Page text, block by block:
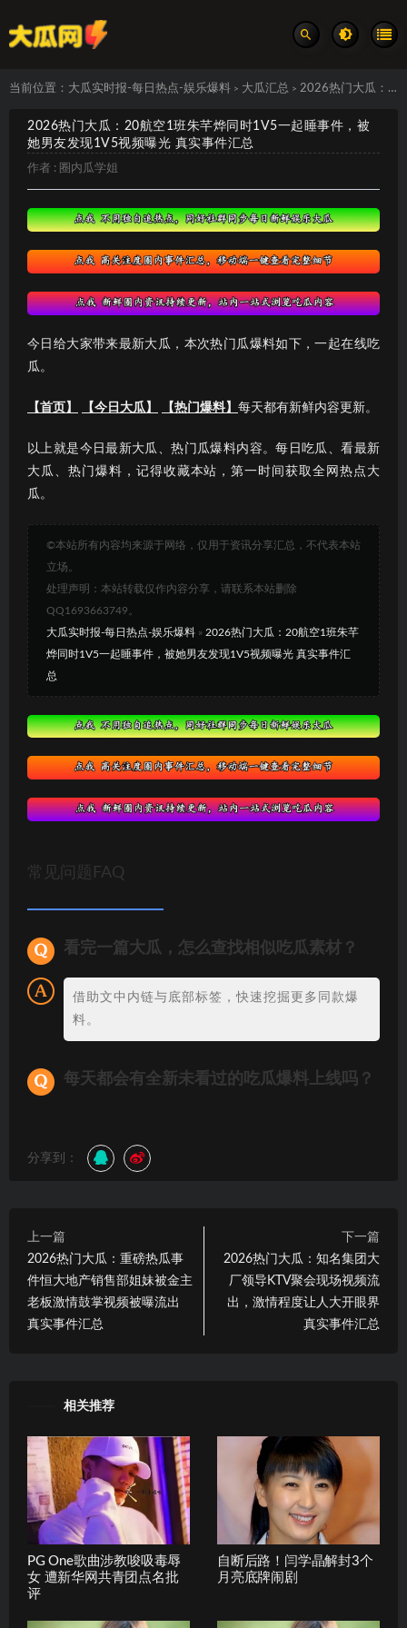
当前位置： 大瓜实时报-每日热点-娱乐爆料 > 大瓜汇总 > 2026热门大瓜：20航空1班朱芊烨同时1V5一起睡事件，被她男友发现1V5视频曝光 真实事件汇总
2026热门大瓜：20航空1班朱芊烨同时1V5一起睡事件，被
她男友发现1V5视频曝光 真实事件汇总
作者 : 圈内瓜学姐
今日给大家带来最新大瓜，本次热门瓜爆料如下，一起在线吃
瓜。
【首页】 【今日大瓜】 【热门爆料】 每天都有新鲜内容更新。
以上就是今日最新大瓜、热门瓜爆料内容。每日吃瓜、看最新
大瓜、热门爆料，记得收藏本站，第一时间获取全网热点大
瓜。
©本站所有内容均来源于网络，仅用于资讯分享汇总，不代表本站
立场。
处理声明：本站转载仅作内容分享，请联系本站删除
QQ1693663749。
大瓜实时报-每日热点-娱乐爆料 » 2026热门大瓜：20航空1班朱芊
烨同时1V5一起睡事件，被她男友发现1V5视频曝光 真实事件汇
总
常见问题FAQ
看完一篇大瓜，怎么查找相似吃瓜素材？
借助文中内链与底部标签，快速挖掘更多同款爆
料。
每天都会有全新未看过的吃瓜爆料上线吗？
分享到：
上一篇
2026热门大瓜：重磅热瓜事
件恒大地产销售部姐妹被金主
老板激情鼓掌视频被曝流出
真实事件汇总
下一篇
2026热门大瓜：知名集团大
厂领导KTV聚会现场视频流
出，激情程度让人大开眼界
真实事件汇总
相关推荐
PG One歌曲涉教唆吸毒辱
女 遭新华网共青团点名批
评
自断后路！闫学晶解封3个
月亮底牌闹剧